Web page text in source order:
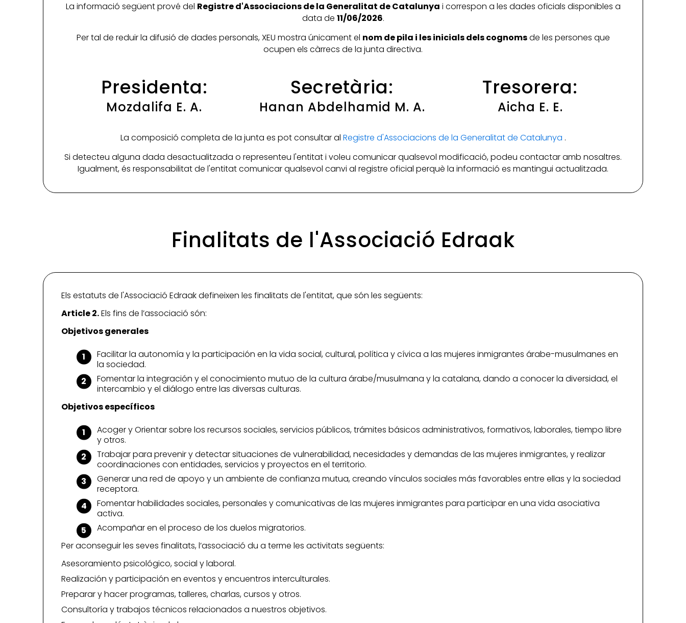
La informació següent prové del Registre d'Associacions de la Generalitat de Catalunya i correspon a les dades oficials disponibles a
data de 11/06/2026.
Per tal de reduir la difusió de dades personals, XEU mostra únicament el nom de pila i les inicials dels cognomsde les persones que
ocupen els càrrecs de la junta directiva.
Presidenta:
Mozdalifa E. A.
Secretària:
Hanan Abdelhamid M. A.
Tresorera:
Aicha E. E.
La composició completa de la junta es pot consultar al Registre d'Associacions de la Generalitat de Catalunya .
Si detecteu alguna dada desactualitzada o representeu l'entitat i voleu comunicar qualsevol modificació, podeu contactar amb nosaltres.
Igualment, és responsabilitat de l'entitat comunicar qualsevol canvi al registre oficial perquè la informació es mantingui actualitzada.
Finalitats de l'Associació Edraak
Els estatuts de l'Associació Edraak defineixen les finalitats de l'entitat, que són les següents:
Article 2.Els fins de l’associació són:
Objetivos generales
Facilitar la autonomía y la participación en la vida social, cultural, política y cívica a las mujeres inmigrantes árabe-musulmanes en
la sociedad.
Fomentar la integración y el conocimiento mutuo de la cultura árabe/musulmana y la catalana, dando a conocer la diversidad, el
intercambio y el diálogo entre las diversas culturas.
Objetivos específicos
Acoger y Orientar sobre los recursos sociales, servicios públicos, trámites básicos administrativos, formativos, laborales, tiempo libre
y otros.
Trabajar para prevenir y detectar situaciones de vulnerabilidad, necesidades y demandas de las mujeres inmigrantes, y realizar
coordinaciones con entidades, servicios y proyectos en el territorio.
Generar una red de apoyo y un ambiente de confianza mutua, creando vínculos sociales más favorables entre ellas y la sociedad
receptora.
Fomentar habilidades sociales, personales y comunicativas de las mujeres inmigrantes para participar en una vida asociativa
activa.
Acompañar en el proceso de los duelos migratorios.
Per aconseguir les seves finalitats, l’associació du a terme les activitats següents:
Asesoramiento psicológico, social y laboral.
Realización y participación en eventos y encuentros interculturales.
Preparar y hacer programas, talleres, charlas, cursos y otros.
Consultoría y trabajos técnicos relacionados a nuestros objetivos.